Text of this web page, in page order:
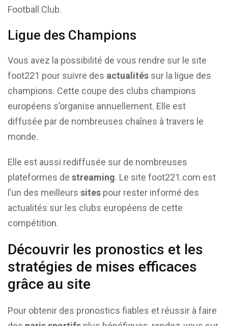
Football Club.
Ligue des Champions
Vous avez la possibilité de vous rendre sur le site
foot221 pour suivre des actualités sur la ligue des
champions. Cette coupe des clubs champions
européens s’organise annuellement. Elle est
diffusée par de nombreuses chaînes à travers le
monde.
Elle est aussi rediffusée sur de nombreuses
plateformes de streaming. Le site foot221.com est
l’un des meilleurs sites pour rester informé des
actualités sur les clubs européens de cette
compétition.
Découvrir les pronostics et les
stratégies de mises efficaces
grâce au site
Pour obtenir des pronostics fiables et réussir à faire